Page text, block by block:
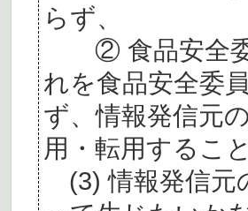
らず、
② 食品安全委
れを食品安全委
ず、情報発信元
用・転用すること
(3) 情報発信元